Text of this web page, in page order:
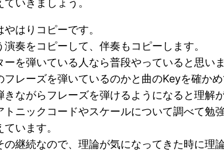
いきましょう。
はりコピーです。
奏をコピーして、伴奏もコピーします。
を弾いている人なら普段やっていると思いま
レーズを弾いているのかと曲のKeyを確かめ
ながらフレーズを弾けるようになると理解
トニックコードやスケールについて調べて
います。
継続なので、理論が気になってきた時に理